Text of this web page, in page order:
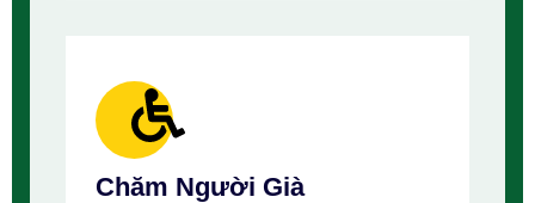
Chăm Người Già